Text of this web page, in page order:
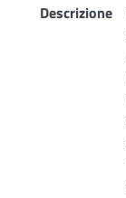
Descrizione